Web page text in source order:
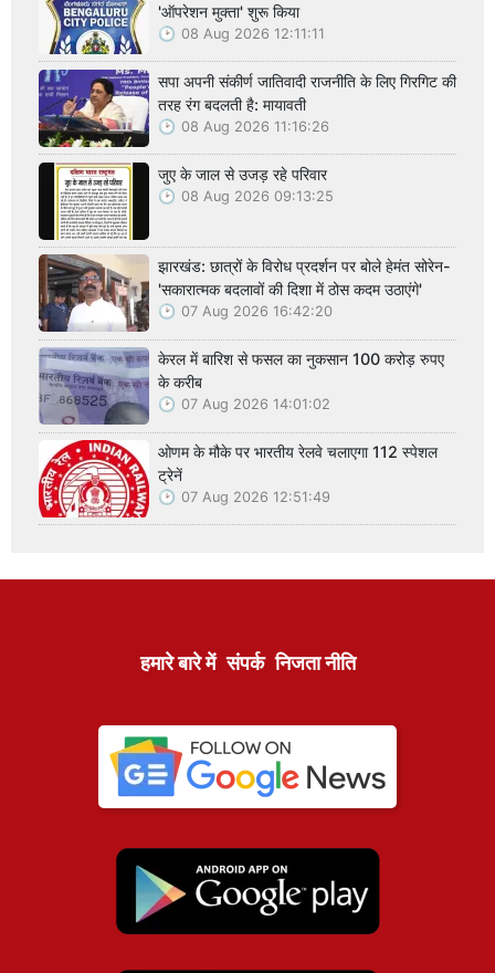
'ऑपरेशन मुक्ता' शुरू किया
08 Aug 2026 12:11:11
सपा अपनी संकीर्ण जातिवादी राजनीति के लिए गिरगिट की
तरह रंग बदलती है: मायावती
08 Aug 2026 11:16:26
जुए के जाल से उजड़ रहे परिवार
08 Aug 2026 09:13:25
झारखंड: छात्रों के विरोध प्रदर्शन पर बोले हेमंत सोरेन-
'सकारात्मक बदलावों की दिशा में ठोस कदम उठाएंगे'
07 Aug 2026 16:42:20
केरल में बारिश से फसल का नुकसान 100 करोड़ रुपए
के करीब
07 Aug 2026 14:01:02
ओणम के मौके पर भारतीय रेलवे चलाएगा 112 स्पेशल
ट्रेनें
07 Aug 2026 12:51:49
हमारे बारे में संपर्क निजता नीति